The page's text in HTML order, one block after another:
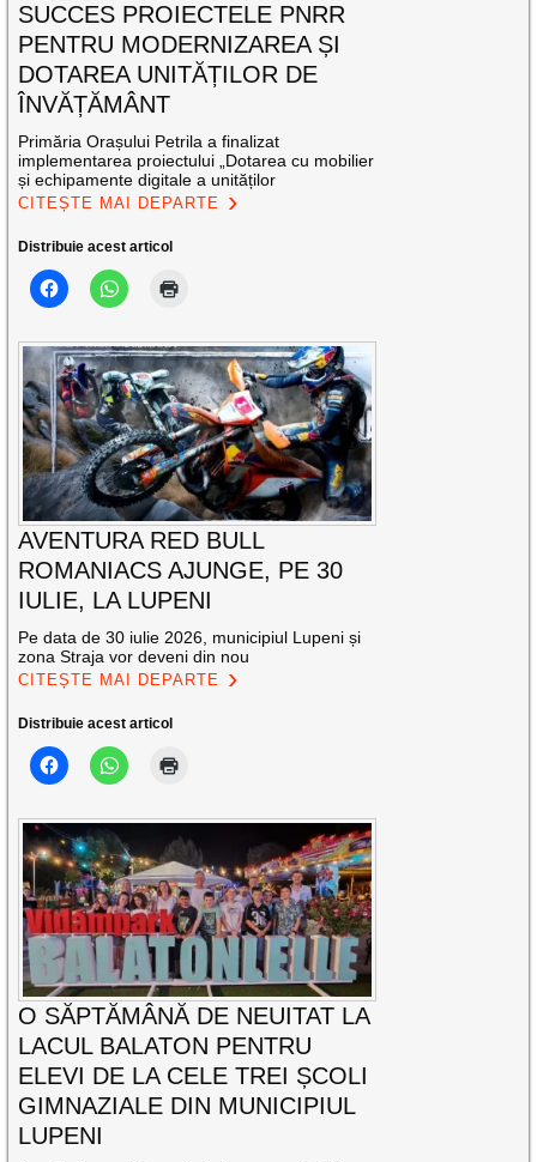
SUCCES PROIECTELE PNRR
PENTRU MODERNIZAREA ȘI
DOTAREA UNITĂȚILOR DE
ÎNVĂȚĂMÂNT
Primăria Orașului Petrila a finalizat
implementarea proiectului „Dotarea cu mobilier
și echipamente digitale a unităților
CITEȘTE MAI DEPARTE
Distribuie acest articol
AVENTURA RED BULL
ROMANIACS AJUNGE, PE 30
IULIE, LA LUPENI
Pe data de 30 iulie 2026, municipiul Lupeni și
zona Straja vor deveni din nou
CITEȘTE MAI DEPARTE
Distribuie acest articol
O SĂPTĂMÂNĂ DE NEUITAT LA
LACUL BALATON PENTRU
ELEVI DE LA CELE TREI ȘCOLI
GIMNAZIALE DIN MUNICIPIUL
LUPENI